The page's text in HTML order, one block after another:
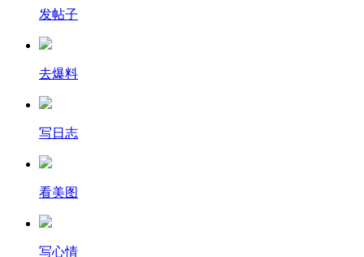
发帖子
去爆料
写日志
看美图
写心情